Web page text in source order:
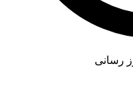
رسانی